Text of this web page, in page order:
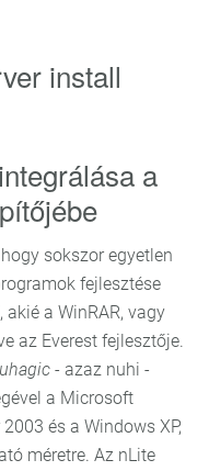
install
a
sokszor egyetlen
fejlesztése
, akié a WinRAR, vagy
az Everest fejlesztője.
- azaz nuhi -
a Microsoft
és a Windows XP,
méretre. Az nLite